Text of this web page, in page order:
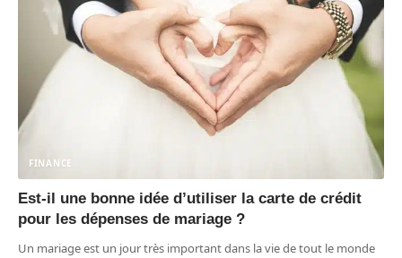
FINANCE
Est-il une bonne idée d’utiliser la carte de crédit
pour les dépenses de mariage ?
Un mariage est un jour très important dans la vie de tout le monde